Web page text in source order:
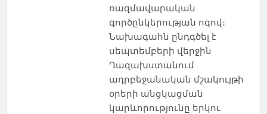
ռազմավարական
գործընկերության ոգով։
Նախագահն ընդգծել է
սեպտեմբերի վերջին
Ղազախստանում
ադրբեջանական մշակույթի
օրերի անցկացման
կարևորությունը երկու